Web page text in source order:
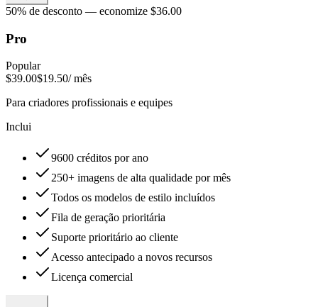
50% de desconto — economize $36.00
Pro
Popular
$39.00$19.50/ mês
Para criadores profissionais e equipes
Inclui
9600 créditos por ano
250+ imagens de alta qualidade por mês
Todos os modelos de estilo incluídos
Fila de geração prioritária
Suporte prioritário ao cliente
Acesso antecipado a novos recursos
Licença comercial